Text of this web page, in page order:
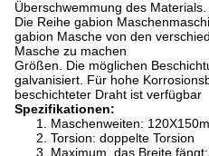
Überschwemmung des Materials.
Die Reihe gabion
gabion Masche von den
Masche zu machen
Größen. Die möglichen
galvanisiert. Für hohe
beschichteter Draht ist verfügbar
Spezifikationen:
1. Maschenweiten:
2. Torsion: doppelte Torsion
3. Maximum, das Breite